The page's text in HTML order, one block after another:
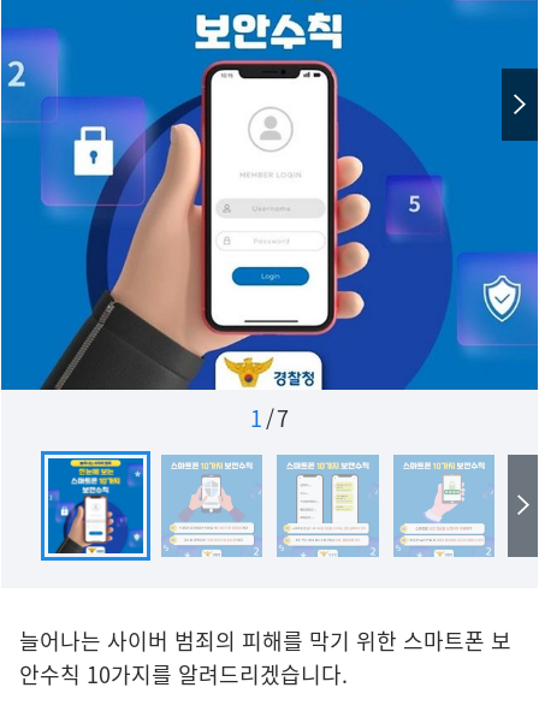
1/7
늘어나는 사이버 범죄의 피해를 막기 위한 스마트폰 보
안수칙 10가지를 알려드리겠습니다.